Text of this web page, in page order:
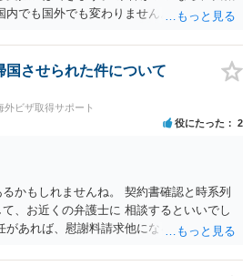
でも国外でも変わりません。
国させられた件について
外ビザ取得サポート
役にたった 2
かもしれませんね。 契約書確認と時系列
、お近くの弁護士に 相談するといいでし
があれば、慰謝料請求他になるでしょう。